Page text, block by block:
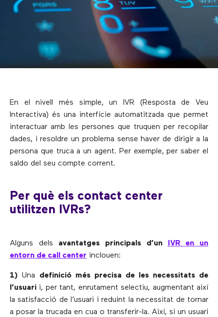
En el nivell més simple, un IVR (Resposta de Veu
Interactiva) és una interfície automatitzada que permet
interactuar amb les persones que truquen per recopilar
dades, i resoldre un problema sense haver de dirigir a la
persona que truca a un agent. Per exemple, per saber el
saldo del seu compte corrent.
Per què els contact center
utilitzen IVRs?
Alguns dels avantatges principals d’un
IVR en un
entorn de call center inclouen:
1) Una definició més precisa de les necessitats de
l’usuari i, per tant, enrutament selectiu, augmentant així
la satisfacció de l’usuari i reduint la necessitat de tornar
a posar la trucada en cua o transferir-la. Així, si un usuari